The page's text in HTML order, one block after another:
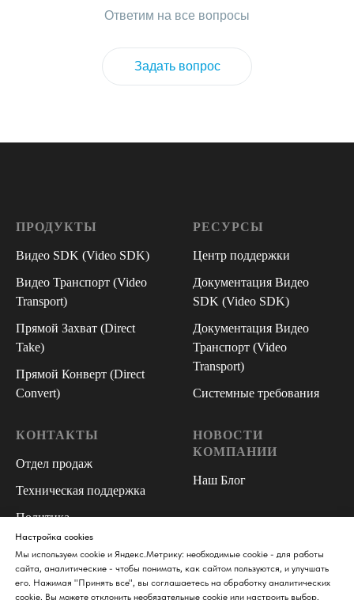
Настройка cookies
Мы используем cookie и Яндекс.Метрику: необходимые cookie - для работы
сайта, аналитические - чтобы понимать, как сайтом пользуются, и улучшать
его. Нажимая "Принять все", вы соглашаетесь на обработку аналитических
cookie. Вы можете отклонить необязательные cookie или настроить выбор.
Ответим на все вопросы
Задать вопрос
ПРОДУКТЫ
Видео SDK (Video SDK)
Видео Транспорт (Video
Transport)
Прямой Захват (Direct
Take)
Прямой Конверт (Direct
Convert)
РЕСУРСЫ
Центр поддержки
Документация Видео
SDK (Video SDK)
Документация Видео
Транспорт (Video
Transport)
Системные требования
КОНТАКТЫ
Отдел продаж
Техническая поддержка
Политика
конфиденциальности и
обработки персональных
данных
НОВОСТИ
КОМПАНИИ
Наш Блог